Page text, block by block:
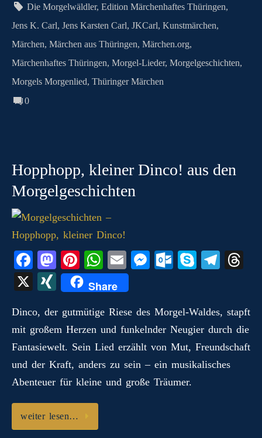
n t pp er .c
o
m
m
G
Die Morgelwäldler,Edition Märchenhaftes Thüringen,
Jens K. Carl, Jens Karsten Carl, JKCarl, Kunstmärchen,
Märchen, Märchen aus Thüringen, Märchen.org,
Märchenhaftes Thüringen, Morgel-Lieder, Morgelgeschichten,
Morgels Morgenlied, Thüringer Märchen
0
Hopphopp, kleiner Dinco! aus den
Morgelgeschichten
Fa
ce
bo
ok
M
as
to
do
n
Pi
nt
er
es
t
W
ha
ts
A
pp
E
m
ail
M
ng
er
O
ok
.c
o
m
S
Te
a
m
ds
X
X
N
G
Share
Dinco, der gutmütige Riese des Morgel‑Waldes, stapft
mit großem Herzen und funkelnder Neugier durch die
Fantasiewelt. Sein Lied erzählt von Mut, Freundschaft
und der Kraft, anders zu sein – ein musikalisches
Abenteuer für kleine und große Träumer.
weiter lesen…